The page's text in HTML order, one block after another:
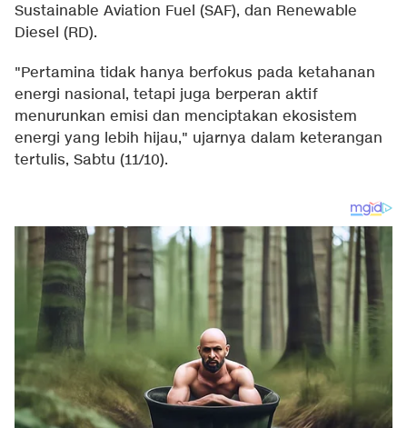
Sustainable Aviation Fuel (SAF), dan Renewable
Diesel (RD).
"Pertamina tidak hanya berfokus pada ketahanan
energi nasional, tetapi juga berperan aktif
menurunkan emisi dan menciptakan ekosistem
energi yang lebih hijau," ujarnya dalam keterangan
tertulis, Sabtu (11/10).